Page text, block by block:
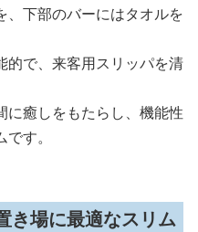
、下部のバーにはタオルを
的で、来客用スリッパを清
に癒しをもたらし、機能性
す。
き場に最適なスリム